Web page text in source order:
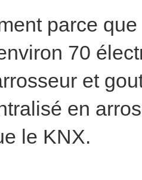
parce
70
et
en
le KNX.